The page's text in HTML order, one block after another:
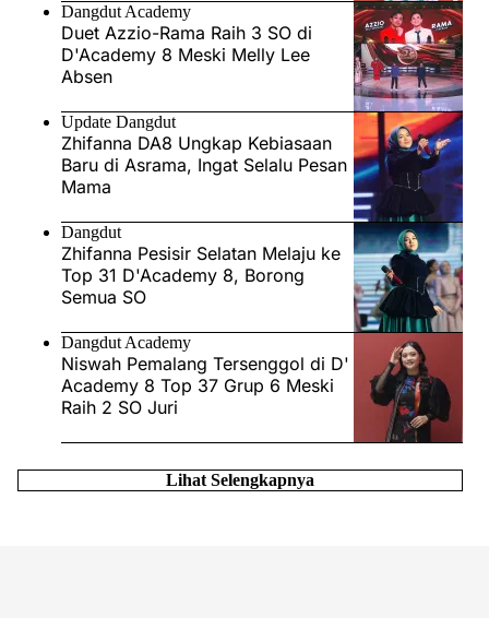
Dangdut Academy
Duet Azzio-Rama Raih 3 SO di
D'Academy 8 Meski Melly Lee
Absen
Update Dangdut
Zhifanna DA8 Ungkap Kebiasaan
Baru di Asrama, Ingat Selalu Pesan
Mama
Dangdut
Zhifanna Pesisir Selatan Melaju ke
Top 31 D'Academy 8, Borong
Semua SO
Dangdut Academy
Niswah Pemalang Tersenggol di D'
Academy 8 Top 37 Grup 6 Meski
Raih 2 SO Juri
Lihat Selengkapnya